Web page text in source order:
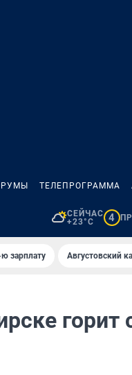
ТЕЛЕПРОГРАММА
СЕЙЧАС
+23°C
4
зарплату Августовский
горит